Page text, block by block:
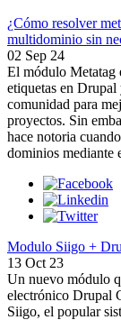
¿Cómo resolver
multidominio sin
02 Sep 24
El módulo Metatag
etiquetas en
comunidad para
proyectos. Sin
hace notoria
dominios mediante
Modulo Siigo +
13 Oct 23
Un nuevo módulo
electrónico Drupal
Siigo, el popular